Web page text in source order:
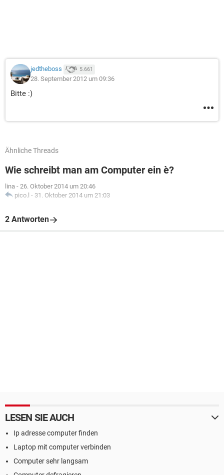
jedtheboss 5.661
28. September 2012 um 09:36
Bitte :)
Ähnliche Threads
Wie schreibt man am Computer ein è?
lina - 26. Oktober 2014 um 20:46
pico.l - 31. Oktober 2014 um 21:03
2 Antworten
LESEN SIE AUCH
Ip adresse computer finden
Laptop mit computer verbinden
Computer sehr langsam